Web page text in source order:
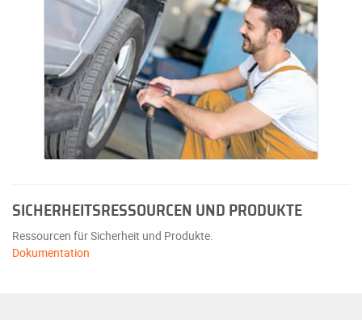
SICHERHEITSRESSOURCEN UND PRODUKTE
Ressourcen für Sicherheit und Produkte.
Dokumentation